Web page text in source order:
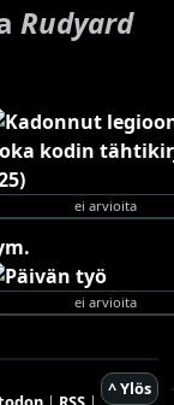
Rudyard
ei arvioita
ei arvioita
^ Ylös